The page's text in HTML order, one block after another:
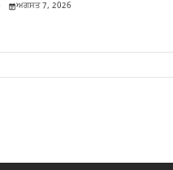
ਅਗਸਤ 7, 2026